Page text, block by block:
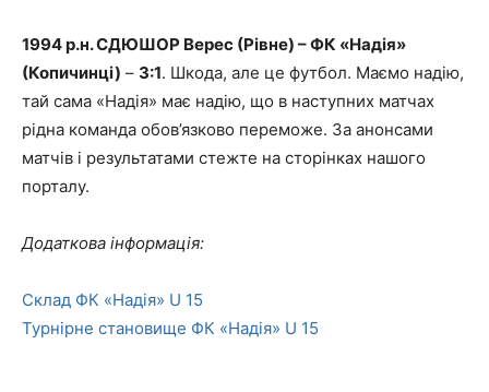
1994 р.н. СДЮШОР Верес (Рівне) – ФК «Надія»
(Копичинці) – 3:1. Шкода, але це футбол. Маємо надію,
тай сама «Надія» має надію, що в наступних матчах
рідна команда обов’язково переможе. За анонсами
матчів і результатами стежте на сторінках нашого
порталу.
Додаткова інформація:
Склад ФК «Надія» U 15
Турнірне становище ФК «Надія» U 15